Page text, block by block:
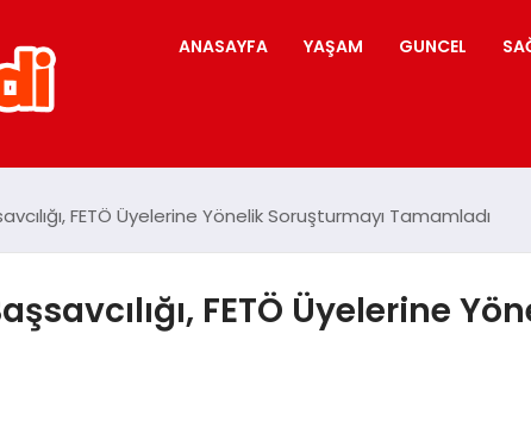
ANASAYFA YAŞAM GUNCEL
FETÖ Üyelerine Yönelik Soruşturmayı Tamamladı
FETÖ Üyelerine